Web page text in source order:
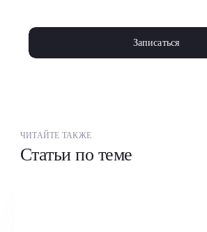
Записаться
ЧИТАЙТЕ ТАКЖЕ
Статьи по теме